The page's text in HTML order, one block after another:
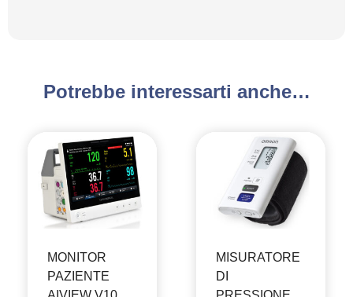
Potrebbe interessarti anche…
MONITOR
PAZIENTE
MISURATORE
DI